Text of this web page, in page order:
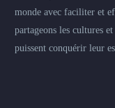
monde avec faciliter et
partageons les cultures
puissent conquérir leur